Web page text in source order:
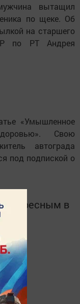
вытащил
по щеке. Об
на старшего
по РТ Андрея
«Умышленное
Свою
автограда
под подпиской о
в